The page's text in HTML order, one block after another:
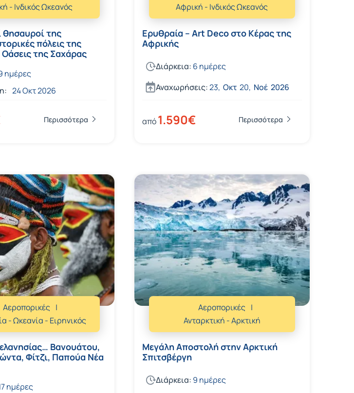
- Ινδικός Ωκεανός
θησαυροί της
πόλεις της
της Σαχάρας
ημέρες
24 Οκτ 2026
Περισσότερα
Αφρική - Ινδικός Ωκεανός
Ερυθραία – Art Deco στο Κέρας της
Αφρικής
Διάρκεια: 6 ημέρες
Αναχωρήσεις: 23, Οκτ 20, Νοέ 2026
από1.590€ Περισσότερα
Αεροπορικές
- Ωκεανία - Ειρηνικός
Βανουάτου,
Φίτζι, Παπούα Νέα
ημέρες
Αεροπορικές
Ανταρκτική - Αρκτική
Μεγάλη Αποστολή στην Αρκτική
Σπιτσβέργη
Διάρκεια: 9 ημέρες